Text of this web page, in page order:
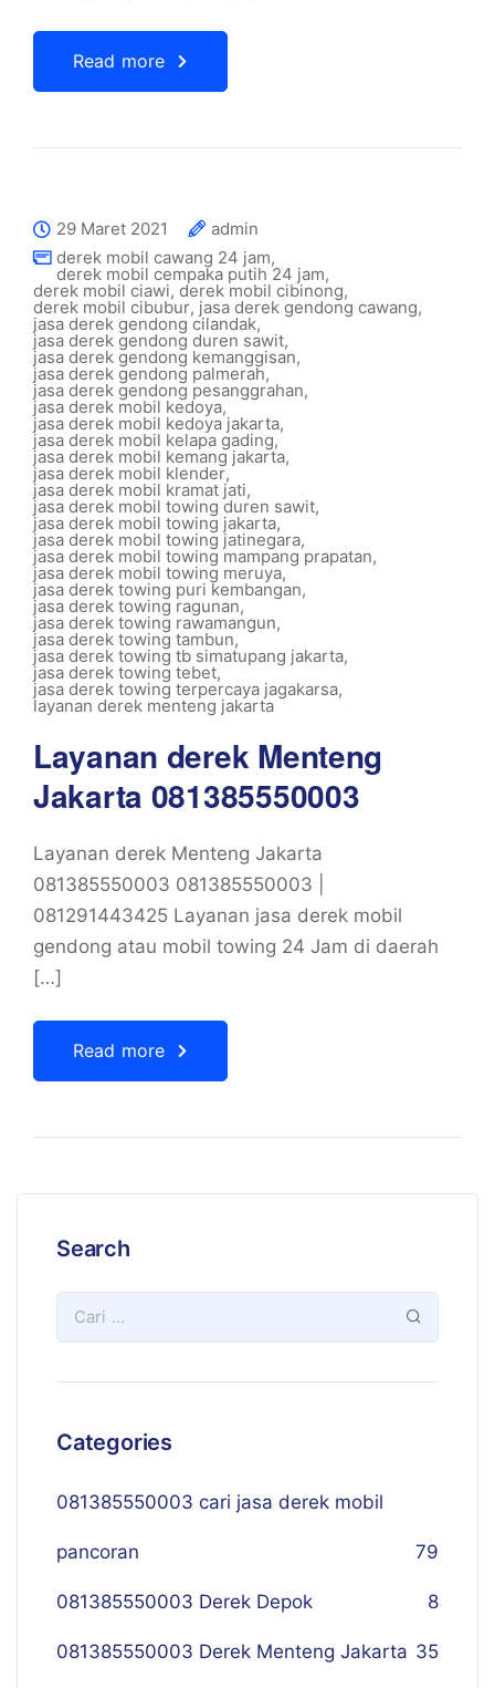
Read more
29 Maret 2021
admin
derek mobil cawang 24 jam,
derek mobil cempaka putih 24 jam,
derek mobil ciawi, derek mobil cibinong,
derek mobil cibubur, jasa derek gendong cawang,
jasa derek gendong cilandak,
jasa derek gendong duren sawit,
jasa derek gendong kemanggisan,
jasa derek gendong palmerah,
jasa derek gendong pesanggrahan,
jasa derek mobil kedoya,
jasa derek mobil kedoya jakarta,
jasa derek mobil kelapa gading,
jasa derek mobil kemang jakarta,
jasa derek mobil klender,
jasa derek mobil kramat jati,
jasa derek mobil towing duren sawit,
jasa derek mobil towing jakarta,
jasa derek mobil towing jatinegara,
jasa derek mobil towing mampang prapatan,
jasa derek mobil towing meruya,
jasa derek towing puri kembangan,
jasa derek towing ragunan,
jasa derek towing rawamangun,
jasa derek towing tambun,
jasa derek towing tb simatupang jakarta,
jasa derek towing tebet,
jasa derek towing terpercaya jagakarsa,
layanan derek menteng jakarta
Layanan derek Menteng
Jakarta 081385550003
Layanan derek Menteng Jakarta
081385550003 081385550003 |
081291443425 Layanan jasa derek mobil
gendong atau mobil towing 24 Jam di daerah
[…]
Read more
Search
Categories
081385550003 cari jasa derek mobil
pancoran 79
081385550003 Derek Depok 8
081385550003 Derek Menteng Jakarta 35